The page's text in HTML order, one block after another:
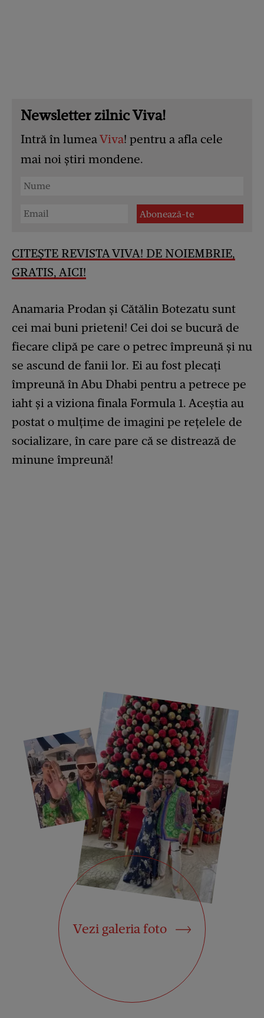
Newsletter zilnic Viva!
Intră în lumeaViva! pentru a afla cele
mai noi știri mondene.
CITEȘTE REVISTA VIVA! DE NOIEMBRIE,
GRATIS, AICI!
Anamaria Prodan și Cătălin Botezatu sunt
cei mai buni prieteni! Cei doi se bucură de
fiecare clipă pe care o petrec împreună și nu
se ascund de fanii lor. Ei au fost plecați
împreună în Abu Dhabi pentru a petrece pe
iaht și a viziona finala Formula 1. Aceștia au
postat o mulțime de imagini pe rețelele de
socializare, în care pare că se distrează de
minune împreună!
Vezi galeria foto